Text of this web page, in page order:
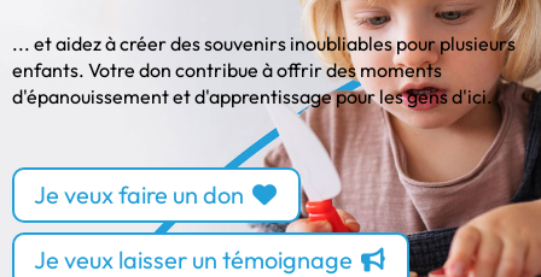
... et aidez à créer des souvenirs inoubliables pour plusieurs
enfants. Votre don contribue à offrir des moments
d'épanouissement et d'apprentissage pour les gens d'ici.
Je veux faire un don
Je veux laisser un témoignage